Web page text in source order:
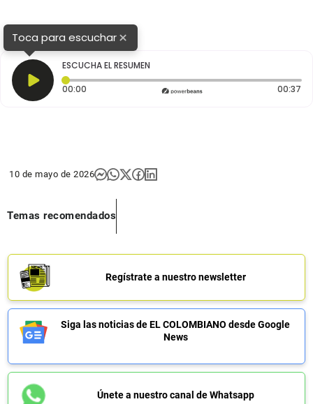
Toca para escuchar×
ESCUCHA EL RESUMEN
00:00 Tiempo transcurrido: 0 segundos 00:37
10 de mayo de 2026
Temas recomendados
Regístrate a nuestro newsletter
Siga las noticias de EL COLOMBIANO desde Google
News
Únete a nuestro canal de Whatsapp